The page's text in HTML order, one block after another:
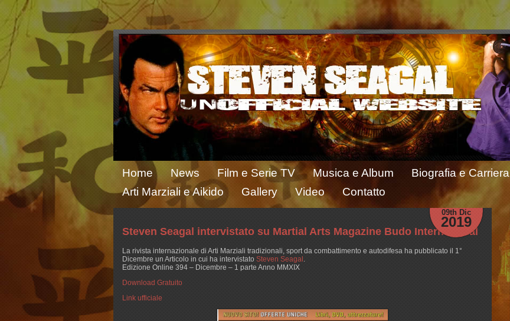
Home News Film e Serie TV Musica e Album Biografia e Carriera
Arti Marziali e Aikido
Gallery Video Contatto
09th Dic
2019
Steven Seagal intervistato su Martial Arts Magazine Budo International
La rivista internazionale di Arti Marziali tradizionali, sport da combattimento e autodifesa ha pubblicato il 1°
Dicembre un Articolo in cui ha intervistato Steven Seagal .
Edizione Online 394 – Dicembre – 1 parte Anno MMXIX
Download Gratuito
Link ufficiale